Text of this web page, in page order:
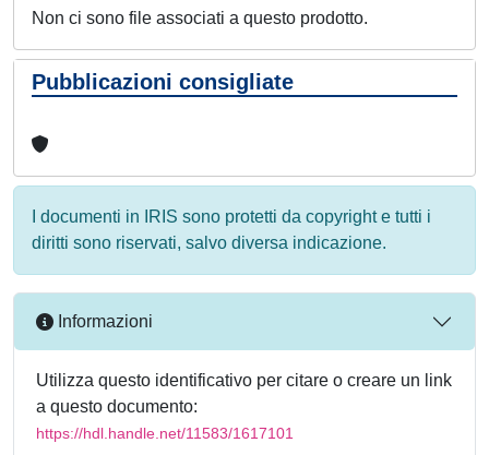
Non ci sono file associati a questo prodotto.
Pubblicazioni consigliate
I documenti in IRIS sono protetti da copyright e tutti i
diritti sono riservati, salvo diversa indicazione.
Informazioni
Utilizza questo identificativo per citare o creare un link
a questo documento:
https://hdl.handle.net/11583/1617101